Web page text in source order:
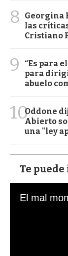
8
Georgina
las
Cristiano
9
“Es para
para
abuelo
10Oddone
Abierto
una "ley
Te